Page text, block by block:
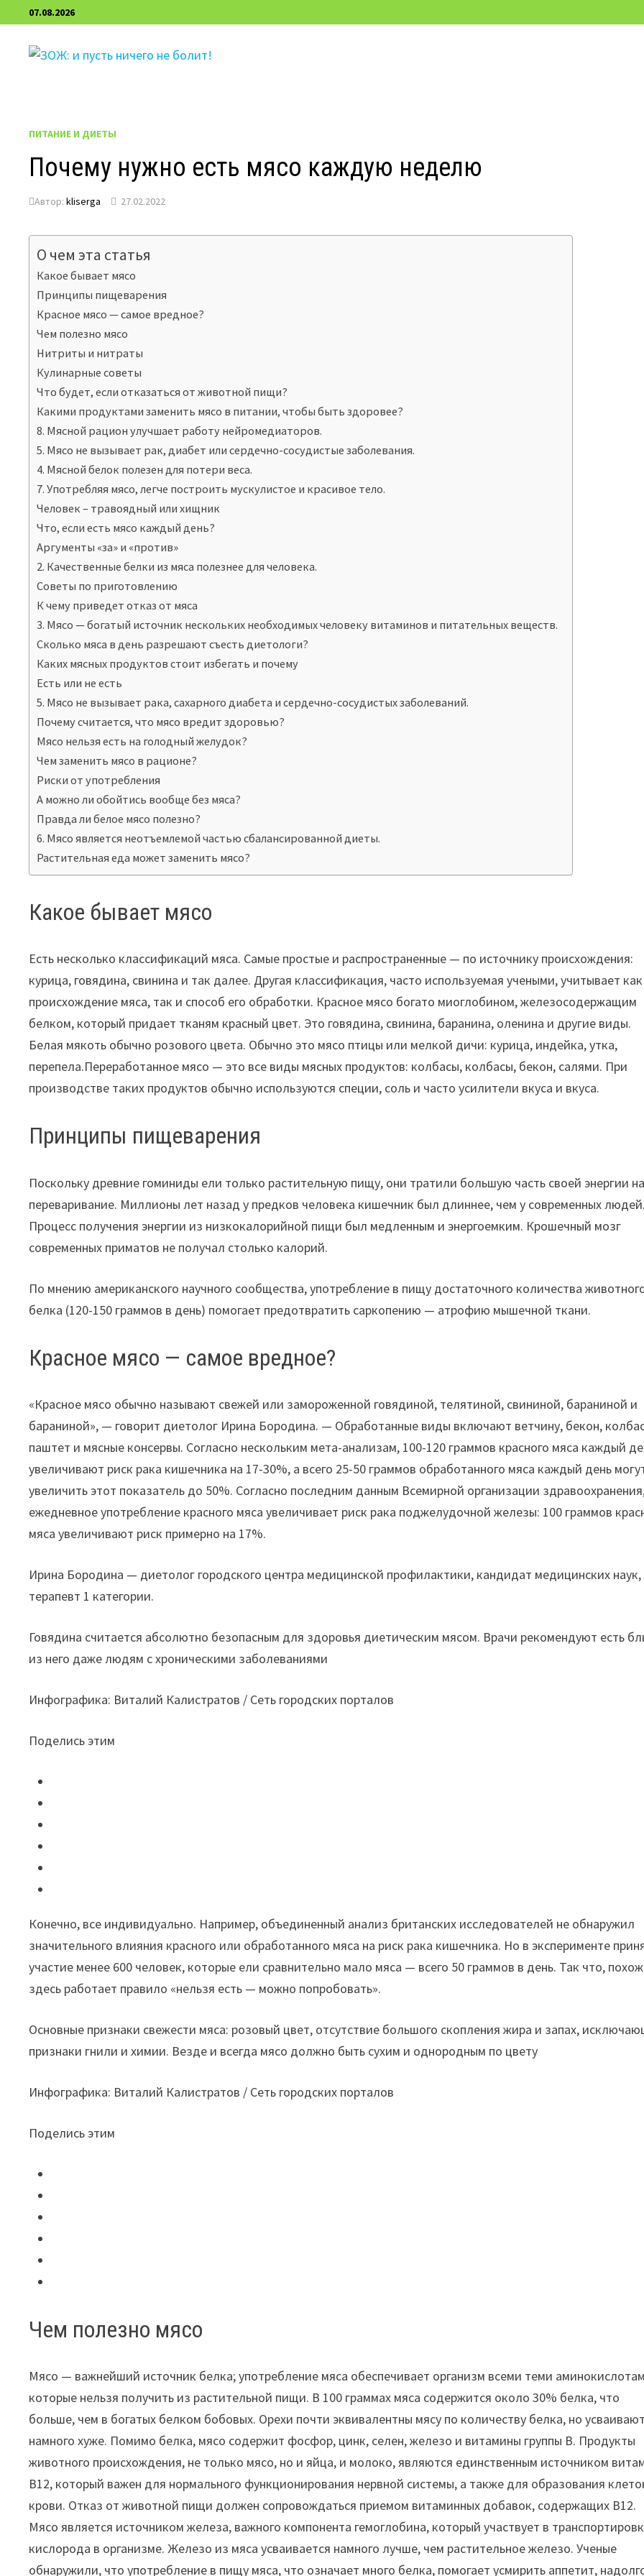
Перейти
к
содержимому
07.08.2026
ПИТАНИЕ И ДИЕТЫ
Почему нужно есть мясо каждую неделю
Автор:kliserga 27.02.2022
О чем эта статья
Какое бывает мясо
Принципы пищеварения
Красное мясо — самое вредное?
Чем полезно мясо
Нитриты и нитраты
Кулинарные советы
Что будет, если отказаться от животной пищи?
Какими продуктами заменить мясо в питании, чтобы быть здоровее?
8. Мясной рацион улучшает работу нейромедиаторов.
5. Мясо не вызывает рак, диабет или сердечно-сосудистые заболевания.
4. Мясной белок полезен для потери веса.
7. Употребляя мясо, легче построить мускулистое и красивое тело.
Человек – травоядный или хищник
Что, если есть мясо каждый день?
Аргументы «за» и «против»
2. Качественные белки из мяса полезнее для человека.
Советы по приготовлению
К чему приведет отказ от мяса
3. Мясо — богатый источник нескольких необходимых человеку витаминов и питательных веществ.
Сколько мяса в день разрешают съесть диетологи?
Каких мясных продуктов стоит избегать и почему
Есть или не есть
5. Мясо не вызывает рака, сахарного диабета и сердечно-сосудистых заболеваний.
Почему считается, что мясо вредит здоровью?
Мясо нельзя есть на голодный желудок?
Чем заменить мясо в рационе?
Риски от употребления
А можно ли обойтись вообще без мяса?
Правда ли белое мясо полезно?
6. Мясо является неотъемлемой частью сбалансированной диеты.
Растительная еда может заменить мясо?
Какое бывает мясо
Есть несколько классификаций мяса. Самые простые и распространенные — по источнику происхождения:
курица, говядина, свинина и так далее. Другая классификация, часто используемая учеными, учитывает как
происхождение мяса, так и способ его обработки. Красное мясо богато миоглобином, железосодержащим
белком, который придает тканям красный цвет. Это говядина, свинина, баранина, оленина и другие виды.
Белая мякоть обычно розового цвета. Обычно это мясо птицы или мелкой дичи: курица, индейка, утка,
перепела.Переработанное мясо — это все виды мясных продуктов: колбасы, колбасы, бекон, салями. При
производстве таких продуктов обычно используются специи, соль и часто усилители вкуса и вкуса.
Принципы пищеварения
Поскольку древние гоминиды ели только растительную пищу, они тратили большую часть своей энергии
переваривание. Миллионы лет назад у предков человека кишечник был длиннее, чем у современных
Процесс получения энергии из низкокалорийной пищи был медленным и энергоемким. Крошечный мозг
современных приматов не получал столько калорий.
По мнению американского научного сообщества, употребление в пищу достаточного количества
белка (120-150 граммов в день) помогает предотвратить саркопению — атрофию мышечной ткани.
Красное мясо — самое вредное?
«Красное мясо обычно называют свежей или замороженной говядиной, телятиной, свининой, бараниной и
бараниной», — говорит диетолог Ирина Бородина. — Обработанные виды включают ветчину, бекон,
паштет и мясные консервы. Согласно нескольким мета-анализам, 100-120 граммов красного мяса каждый
увеличивают риск рака кишечника на 17-30%, а всего 25-50 граммов обработанного мяса каждый день
увеличить этот показатель до 50%. Согласно последним данным Всемирной организации
ежедневное употребление красного мяса увеличивает риск рака поджелудочной железы: 100 граммов
мяса увеличивают риск примерно на 17%.
Ирина Бородина — диетолог городского центра медицинской профилактики, кандидат медицинских наук,
терапевт 1 категории.
Говядина считается абсолютно безопасным для здоровья диетическим мясом. Врачи рекомендуют есть
из него даже людям с хроническими заболеваниями
Инфографика: Виталий Калистратов / Сеть городских порталов
Поделись этим
Конечно, все индивидуально. Например, объединенный анализ британских исследователей не обнаружил
значительного влияния красного или обработанного мяса на риск рака кишечника. Но в эксперименте
участие менее 600 человек, которые ели сравнительно мало мяса — всего 50 граммов в день. Так что,
здесь работает правило «нельзя есть — можно попробовать».
Основные признаки свежести мяса: розовый цвет, отсутствие большого скопления жира и запах,
признаки гнили и химии. Везде и всегда мясо должно быть сухим и однородным по цвету
Инфографика: Виталий Калистратов / Сеть городских порталов
Поделись этим
Чем полезно мясо
Мясо — важнейший источник белка; употребление мяса обеспечивает организм всеми теми
которые нельзя получить из растительной пищи. В 100 граммах мяса содержится около 30% белка, что
больше, чем в богатых белком бобовых. Орехи почти эквивалентны мясу по количеству белка, но
намного хуже. Помимо белка, мясо содержит фосфор, цинк, селен, железо и витамины группы В. Продукты
животного происхождения, не только мясо, но и яйца, и молоко, являются единственным источником
B12, который важен для нормального функционирования нервной системы, а также для образования
крови. Отказ от животной пищи должен сопровождаться приемом витаминных добавок, содержащих B12.
Мясо является источником железа, важного компонента гемоглобина, который участвует в
кислорода в организме. Железо из мяса усваивается намного лучше, чем растительное железо. Ученые
обнаружили, что употребление в пищу мяса, что означает много белка, помогает усмирить аппетит,